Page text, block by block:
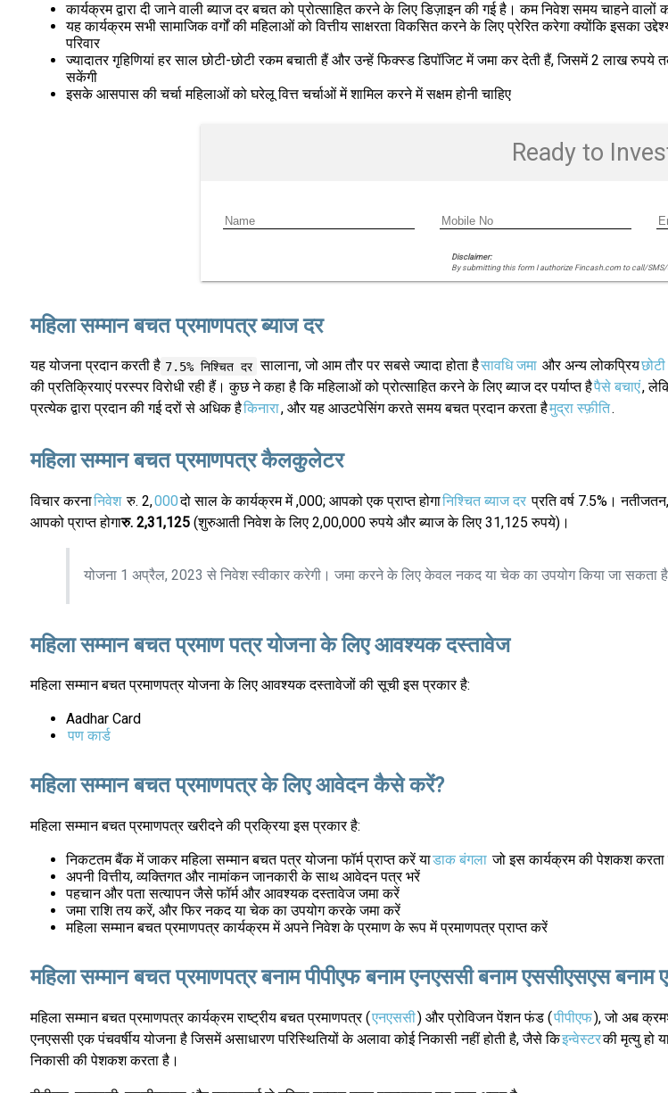
कार्यक्रम द्वारा दी जाने वाली ब्याज दर बचत को प्रोत्साहित करने के लिए डिज़ाइन की गई है। कम निवेश समय चाहने
यह कार्यक्रम सभी सामाजिक वर्गों की महिलाओं को वित्तीय साक्षरता विकसित करने के लिए प्रेरित करेगा क्योंकि इसका
परिवार
ज्यादातर गृहिणियां हर साल छोटी-छोटी रकम बचाती हैं और उन्हें फिक्स्ड डिपॉजिट में जमा कर देती हैं, जिसमें 2 लाख
सकेंगी
इसके आसपास की चर्चा महिलाओं को घरेलू वित्त चर्चाओं में शामिल करने में सक्षम होनी चाहिए
Ready to
Disclaimer:
By submitting this form I authorize Fincash.com to call/
महिला सम्मान बचत प्रमाणपत्र ब्याज दर
यह योजना प्रदान करती है 7.5% निश्चित दर सालाना, जो आम तौर पर सबसे ज्यादा होता हैसावधि जमा और अन्य लोकप्रिय
की प्रतिक्रियाएं परस्पर विरोधी रही हैं। कुछ ने कहा है कि महिलाओं को प्रोत्साहित करने के लिए ब्याज दर पर्याप्त हैपैसे बचाएं,
प्रत्येक द्वारा प्रदान की गई दरों से अधिक हैकिनारा, और यह आउटपेसिंग करते समय बचत प्रदान करता हैमुद्रा स्फ़ीति.
महिला सम्मान बचत प्रमाणपत्र कैलकुलेटर
विचार करनानिवेश रु. 2,000दो साल के कार्यक्रम में ,000; आपको एक प्राप्त होगानिश्चित ब्याज दर प्रति वर्ष 7.5%।
आपको प्राप्त होगारु. 2,31,125(शुरुआती निवेश के लिए 2,00,000 रुपये और ब्याज के लिए 31,125 रुपये)।
योजना 1 अप्रैल, 2023 से निवेश स्वीकार करेगी। जमा करने के लिए केवल नकद या चेक का उपयोग किया जा सकता
महिला सम्मान बचत प्रमाण पत्र योजना के लिए आवश्यक दस्तावेज
महिला सम्मान बचत प्रमाणपत्र योजना के लिए आवश्यक दस्तावेजों की सूची इस प्रकार है:
Aadhar Card
पण कार्ड
महिला सम्मान बचत प्रमाणपत्र के लिए आवेदन कैसे करें?
महिला सम्मान बचत प्रमाणपत्र खरीदने की प्रक्रिया इस प्रकार है:
निकटतम बैंक में जाकर महिला सम्मान बचत पत्र योजना फॉर्म प्राप्त करें याडाक बंगला जो इस कार्यक्रम की पेशकश करता
अपनी वित्तीय, व्यक्तिगत और नामांकन जानकारी के साथ आवेदन पत्र भरें
पहचान और पता सत्यापन जैसे फॉर्म और आवश्यक दस्तावेज जमा करें
जमा राशि तय करें, और फिर नकद या चेक का उपयोग करके जमा करें
महिला सम्मान बचत प्रमाणपत्र कार्यक्रम में अपने निवेश के प्रमाण के रूप में प्रमाणपत्र प्राप्त करें
महिला सम्मान बचत प्रमाणपत्र बनाम पीपीएफ बनाम एनएससी बनाम एससीएसएस बनाम
महिला सम्मान बचत प्रमाणपत्र कार्यक्रम राष्ट्रीय बचत प्रमाणपत्र (एनएससी) और प्रोविजन पेंशन फंड (पीपीएफ), जो अब
एनएससी एक पंचवर्षीय योजना है जिसमें असाधारण परिस्थितियों के अलावा कोई निकासी नहीं होती है, जैसे किइन्वेस्टरकी मृत्यु हो
निकासी की पेशकश करता है।